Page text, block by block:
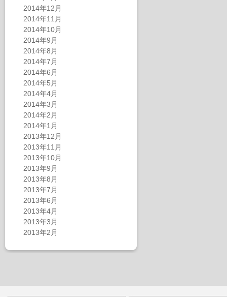
2014年12月
2014年11月
2014年10月
2014年9月
2014年8月
2014年7月
2014年6月
2014年5月
2014年4月
2014年3月
2014年2月
2014年1月
2013年12月
2013年11月
2013年10月
2013年9月
2013年8月
2013年7月
2013年6月
2013年4月
2013年3月
2013年2月